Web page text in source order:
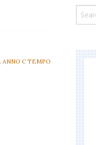
ANNO C TEMPO